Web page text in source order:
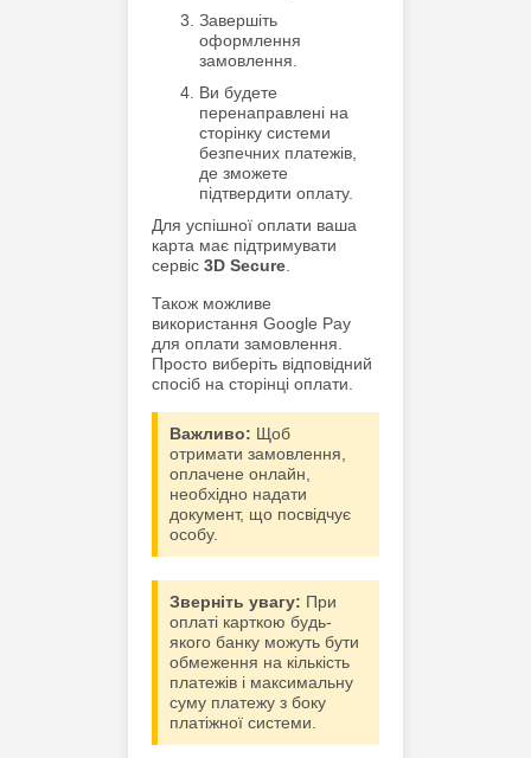
Завершіть
оформлення
замовлення.
Ви будете
перенаправлені на
сторінку системи
безпечних платежів,
де зможете
підтвердити оплату.
Для успішної оплати ваша
карта має підтримувати
сервіс 3D Secure.
Також можливе
використання Google Pay
для оплати замовлення.
Просто виберіть відповідний
спосіб на сторінці оплати.
Важливо: Щоб
отримати замовлення,
оплачене онлайн,
необхідно надати
документ, що посвідчує
особу.
Зверніть увагу: При
оплаті карткою будь-
якого банку можуть бути
обмеження на кількість
платежів і максимальну
суму платежу з боку
платіжної системи.